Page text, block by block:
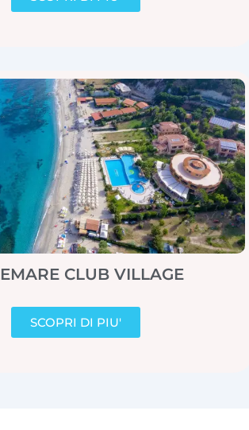
CLUB VILLAGE
SCOPRI DI PIU'